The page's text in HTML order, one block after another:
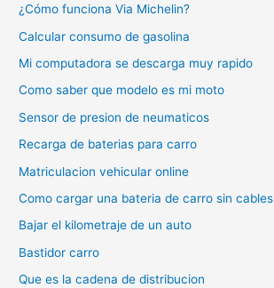
¿Cómo funciona Via Michelin?
Calcular consumo de gasolina
Mi computadora se descarga muy rapido
Como saber que modelo es mi moto
Sensor de presion de neumaticos
Recarga de baterias para carro
Matriculacion vehicular online
Como cargar una bateria de carro sin cables
Bajar el kilometraje de un auto
Bastidor carro
Que es la cadena de distribucion